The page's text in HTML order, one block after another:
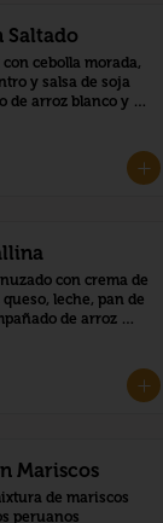
Saltado
cebolla morada,
y salsa de soja
de arroz blanco y
con crema de
leche, pan de
de arroz
Mariscos
de mariscos
peruanos